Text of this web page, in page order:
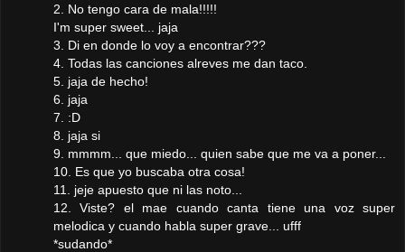
2. No tengo cara de mala!!!!!
I'm super sweet... jaja
3. Di en donde lo voy a encontrar???
4. Todas las canciones alreves me dan taco.
5. jaja de hecho!
6. jaja
7. :D
8. jaja si
9. mmmm... que miedo... quien sabe que me va a poner...
10. Es que yo buscaba otra cosa!
11. jeje apuesto que ni las noto...
12. Viste? el mae cuando canta tiene una voz super
melodica y cuando habla super grave... ufff
*sudando*